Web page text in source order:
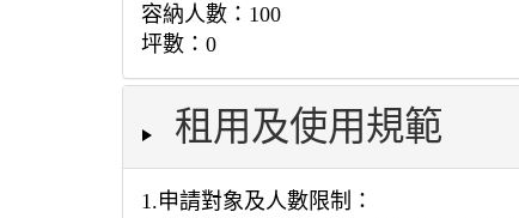
容納人數：100
坪數：0
租用及使用規範
1.申請對象及人數限制：